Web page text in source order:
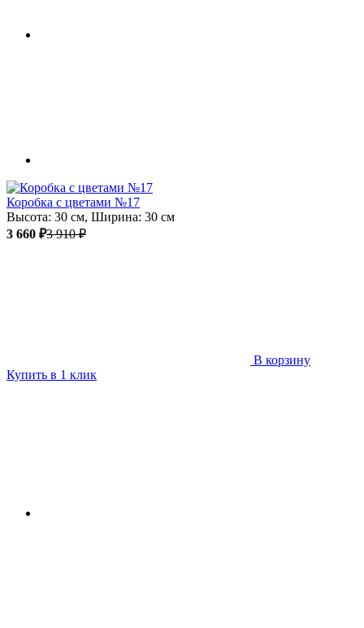
Коробка с цветами №17
Высота: 30 см, Ширина: 30 см
3 660 ₽3 910 ₽
В корзину
Купить в 1 клик